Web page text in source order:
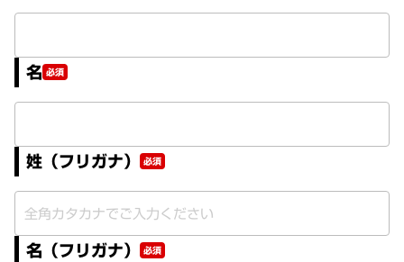
名 必須
姓（フリガナ） 必須
名（フリガナ） 必須